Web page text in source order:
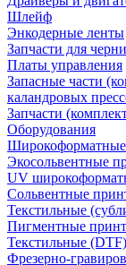
Шлейф
Энкодерные ленты
Запчасти для
Платы управления
Запасные части
каландровых
Запчасти
Оборудования
Экосольвентные
UV
Сольвентные
Текстильные
Пигментные
Текстильные
Фрезерно-